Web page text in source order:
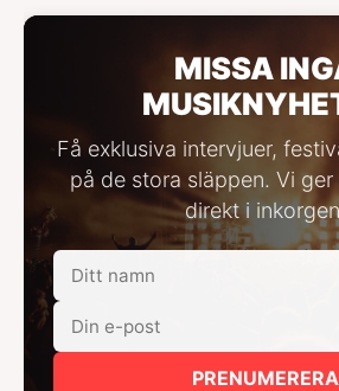
MISSA
Få exklusiva intervjuer,
på de stora släppen. Vi ger
direkt i
PRENUMERERA